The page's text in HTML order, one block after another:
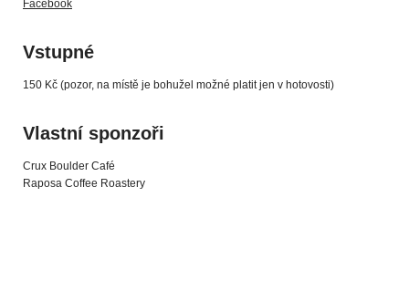
Facebook
Vstupné
150 Kč (pozor, na místě je bohužel možné platit jen v hotovosti)
Vlastní sponzoři
Crux Boulder Café
Raposa Coffee Roastery